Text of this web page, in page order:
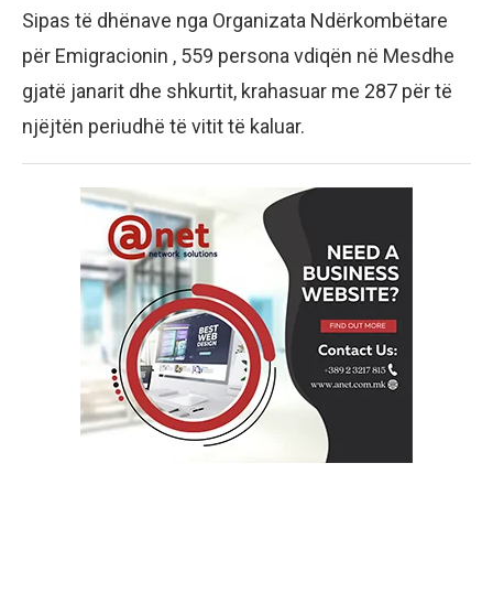
Sipas të dhënave nga Organizata Ndërkombëtare
për Emigracionin , 559 persona vdiqën në Mesdhe
gjatë janarit dhe shkurtit, krahasuar me 287 për të
njëjtën periudhë të vitit të kaluar.